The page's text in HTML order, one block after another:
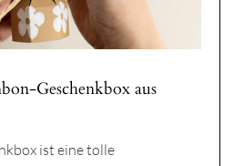
Geschenkbox aus
ist eine tolle